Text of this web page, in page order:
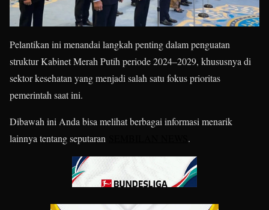
Pelantikan ini menandai langkah penting dalam penguatan
struktur Kabinet Merah Putih periode 2024–2029, khususnya di
sektor kesehatan yang menjadi salah satu fokus prioritas
pemerintah saat ini.
Dibawah ini Anda bisa melihat berbagai informasi menarik
lainnya tentang seputaran
.